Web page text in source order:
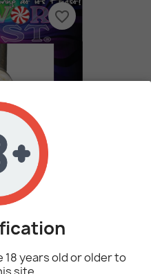
Flavor West
€
favorite_border
favorite_border
years old or older to